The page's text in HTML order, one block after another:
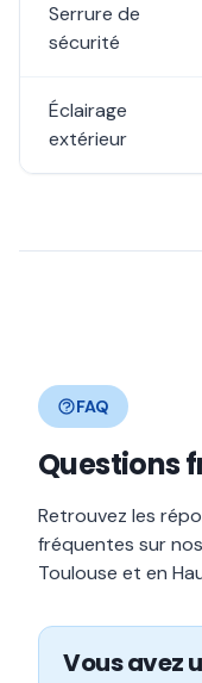
Serrure de
sécurité
Éclairage
extérieur
FAQ
Questions
Retrouvez les
fréquentes sur
Toulouse et en
Vous avez